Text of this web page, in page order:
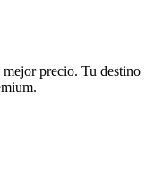
precio. Tu destino